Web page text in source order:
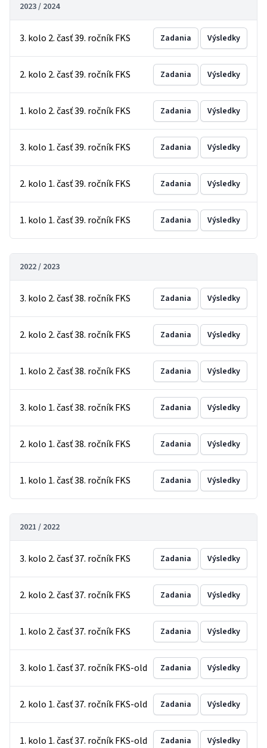
2023 / 2024
3. kolo 2. časť 39. ročník FKS Zadania Výsledky
2. kolo 2. časť 39. ročník FKS Zadania Výsledky
1. kolo 2. časť 39. ročník FKS Zadania Výsledky
3. kolo 1. časť 39. ročník FKS Zadania Výsledky
2. kolo 1. časť 39. ročník FKS Zadania Výsledky
1. kolo 1. časť 39. ročník FKS Zadania Výsledky
2022 / 2023
3. kolo 2. časť 38. ročník FKS Zadania Výsledky
2. kolo 2. časť 38. ročník FKS Zadania Výsledky
1. kolo 2. časť 38. ročník FKS Zadania Výsledky
3. kolo 1. časť 38. ročník FKS Zadania Výsledky
2. kolo 1. časť 38. ročník FKS Zadania Výsledky
1. kolo 1. časť 38. ročník FKS Zadania Výsledky
2021 / 2022
3. kolo 2. časť 37. ročník FKS Zadania Výsledky
2. kolo 2. časť 37. ročník FKS Zadania Výsledky
1. kolo 2. časť 37. ročník FKS Zadania Výsledky
3. kolo 1. časť 37. ročník FKS-old Zadania Výsledky
2. kolo 1. časť 37. ročník FKS-old Zadania Výsledky
1. kolo 1. časť 37. ročník FKS-old Zadania Výsledky